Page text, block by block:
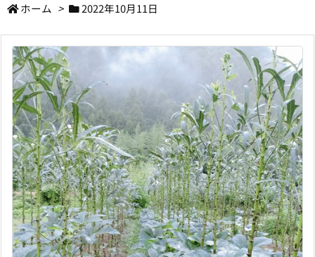
ホーム > 2022年10月11日